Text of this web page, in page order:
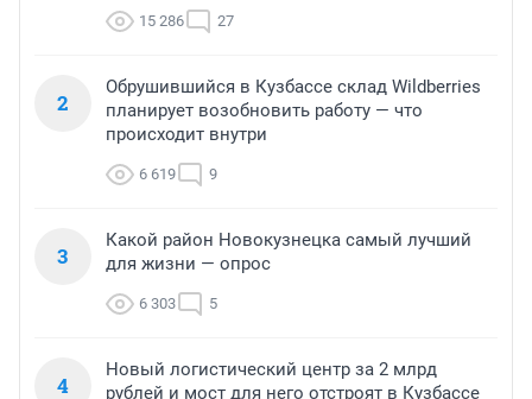
15 286 27
2
Обрушившийся в Кузбассе склад Wildberries
планирует возобновить работу — что
происходит внутри
6 619 9
3
Какой район Новокузнецка самый лучший
для жизни — опрос
6 303 5
4
Новый логистический центр за 2 млрд
рублей и мост для него отстроят в Кузбассе